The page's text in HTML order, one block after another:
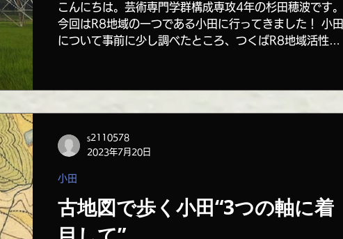
こんにちは。芸術専門学群構成専攻4年の杉田穂波です。
今回はR8地域の一つである小田に行ってきました！ 小田
について事前に少し調べたところ、つくばR8地域活性化
す。...
古地図で歩く小田“3つの軸に着
小田
s2110578
2023年7月20日